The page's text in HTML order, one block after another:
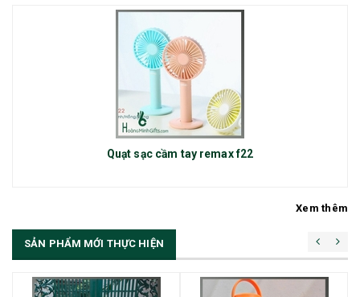
Quạt sạc cầm tay remax f22
Xem thêm
SẢN PHẨM MỚI THỰC HIỆN